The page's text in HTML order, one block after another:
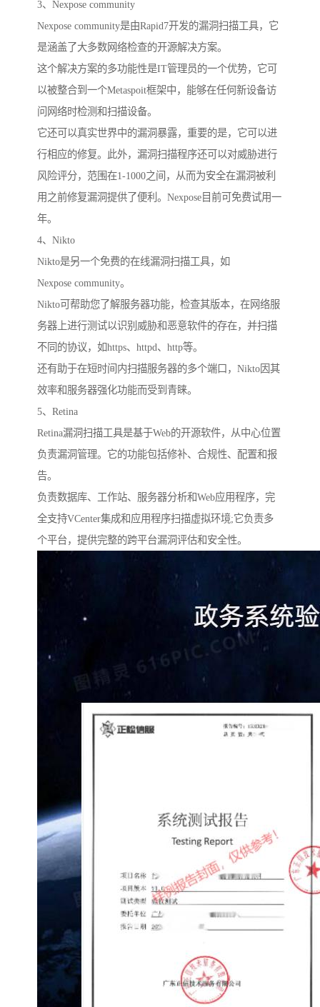
3、Nexpose community
Nexpose community是由Rapid7开发的漏洞扫描工具，它
是涵盖了大多数网络检查的开源解决方案。
这个解决方案的多功能性是IT管理员的一个优势，它可
以被整合到一个Metaspoit框架中，能够在任何新设备访
问网络时检测和扫描设备。
它还可以真实世界中的漏洞暴露，重要的是，它可以进
行相应的修复。此外，漏洞扫描程序还可以对威胁进行
风险评分，范围在1-1000之间，从而为安全在漏洞被利
用之前修复漏洞提供了便利。Nexpose目前可免费试用一
年。
4、Nikto
Nikto是另一个免费的在线漏洞扫描工具，如
Nexpose community。
Nikto可帮助您了解服务器功能，检查其版本，在网络服
务器上进行测试以识别威胁和恶意软件的存在，并扫描
不同的协议，如https、httpd、http等。
还有助于在短时间内扫描服务器的多个端口，Nikto因其
效率和服务器强化功能而受到青睐。
5、Retina
Retina漏洞扫描工具是基于Web的开源软件，从中心位置
负责漏洞管理。它的功能包括修补、合规性、配置和报
告。
负责数据库、工作站、服务器分析和Web应用程序，完
全支持VCenter集成和应用程序扫描虚拟环境;它负责多
个平台，提供完整的跨平台漏洞评估和安全性。